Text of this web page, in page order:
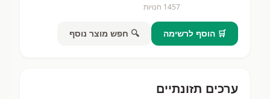
1457 חנויות
🛒 הוסף לרשימה 🔍 חפש מוצר נוסף
ערכים תזונתיים